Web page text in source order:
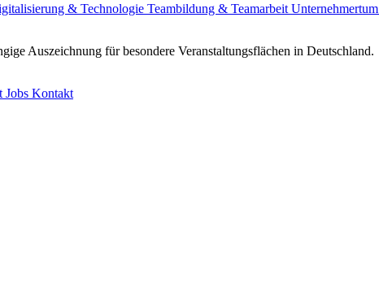
& Technologie Teambildung & Teamarbeit Unternehmertum
Auszeichnung für besondere Veranstaltungsflächen in Deutschland.
Jobs Kontakt